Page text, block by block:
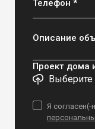
Телефон *
Описание
Проект дома
Я согласен(-